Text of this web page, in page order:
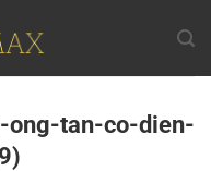
tan-co-dien-